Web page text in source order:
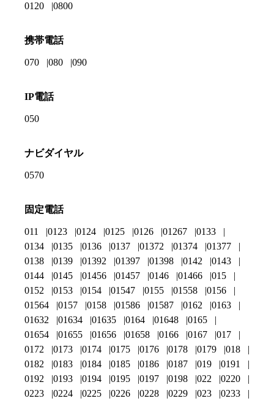
0120 0800
携帯電話
070 080 090
IP電話
050
ナビダイヤル
0570
固定電話
011 0123 0124 0125 0126 01267
0133
0134
0135 0136 0137 01372 01374
01377
0138
0139 01392 01397 01398 0142
0143
0144
0145 01456 01457 0146 01466
015
0152
0153 0154 01547 0155 01558
0156
01564
0157 0158 01586 01587 0162
0163
01632
01634 01635 0164 01648
0165
01654
01655 01656 01658 0166 0167
017
0172
0173 0174 0175 0176 0178 0179
018
0182
0183 0184 0185 0186 0187 019
0191
0192
0193 0194 0195 0197 0198 022
0220
0223
0224 0225 0226 0228 0229 023 0233